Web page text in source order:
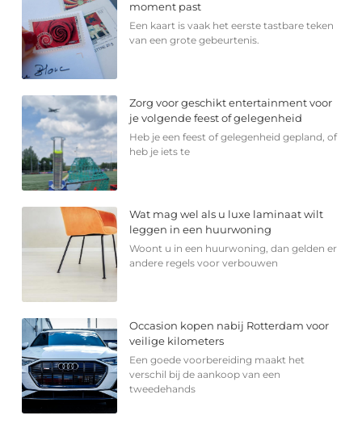
moment past
Een kaart is vaak het eerste tastbare teken
van een grote gebeurtenis.
Zorg voor geschikt entertainment voor
je volgende feest of gelegenheid
Heb je een feest of gelegenheid gepland, of
heb je iets te
Wat mag wel als u luxe laminaat wilt
leggen in een huurwoning
Woont u in een huurwoning, dan gelden er
andere regels voor verbouwen
Occasion kopen nabij Rotterdam voor
veilige kilometers
Een goede voorbereiding maakt het
verschil bij de aankoop van een
tweedehands